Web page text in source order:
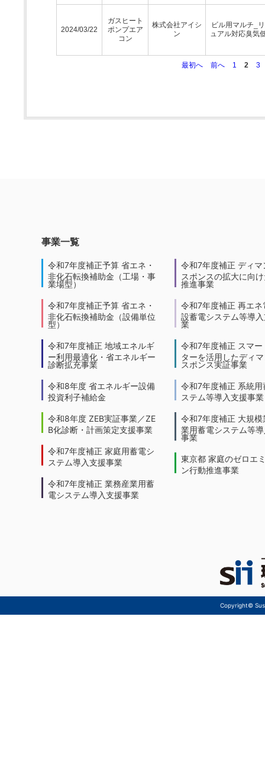
2024/03/22
ガスヒート
ポンプエア
コン
株式会社アイシ
ン
ビル用マルチ_
ュアル対応臭気
最初へ 前へ 1 2 3
事業一覧
令和7年度補正予算 省エネ・
非化石転換補助金（工場・事
業場型）
令和7年度補正予算 省エネ・
非化石転換補助金（設備単位
型）
令和7年度補正 地域エネルギ
ー利用最適化・省エネルギー
診断拡充事業
令和8年度 省エネルギー設備
投資利子補給金
令和8年度 ZEB実証事業／ZE
B化診断・計画策定支援事業
令和7年度補正 家庭用蓄電シ
ステム導入支援事業
令和7年度補正 業務産業用蓄
電システム導入支援事業
令和7年度補正 ディマ
スポンスの拡大に向
推進事業
令和7年度補正 再エネ
設蓄電システム等導
業
令和7年度補正 スマー
ターを活用したディ
スポンス実証事業
令和7年度補正 系統用
ステム等導入支援事業
令和7年度補正 大規模
業用蓄電システム等
事業
東京都 家庭のゼロエ
ン行動推進事業
Copyright©